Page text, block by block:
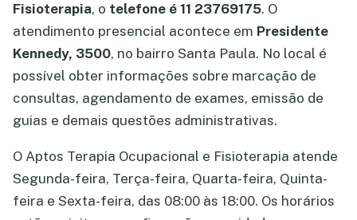
Fisioterapia, o telefone é 11 23769175. O
atendimento presencial acontece em Presidente
Kennedy, 3500, no bairro Santa Paula. No local é
possível obter informações sobre marcação de
consultas, agendamento de exames, emissão de
guias e demais questões administrativas.
O Aptos Terapia Ocupacional e Fisioterapia atende
Segunda-feira, Terça-feira, Quarta-feira, Quinta-
feira e Sexta-feira, das 08:00 às 18:00. Os horários